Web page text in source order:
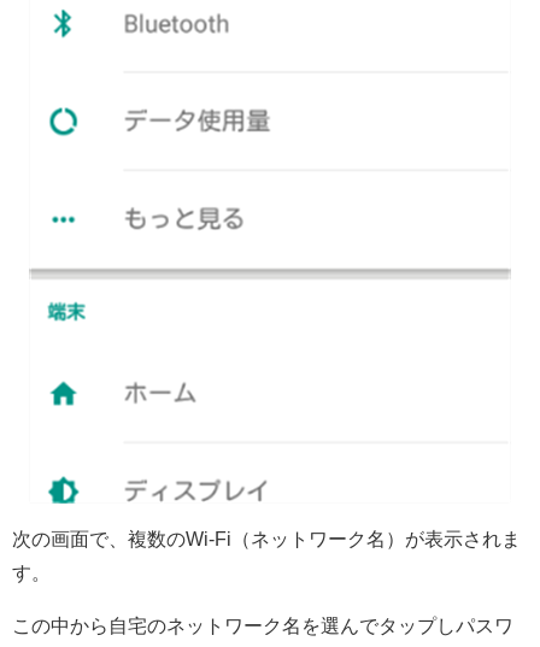
次の画面で、複数のWi-Fi（ネットワーク名）が表示されま
す。
この中から自宅のネットワーク名を選んでタップしパスワ